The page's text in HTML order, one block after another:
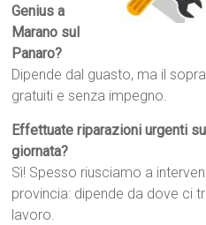
Genius a
Marano sul
Panaro?
Dipende dal guasto, ma il
gratuiti e senza impegno.
Effettuate riparazioni urgenti
giornata?
Sì! Spesso riusciamo a
provincia: dipende da dove ci
lavoro.